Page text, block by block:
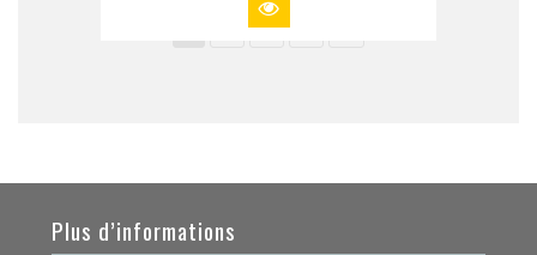
3
Plus d’informations